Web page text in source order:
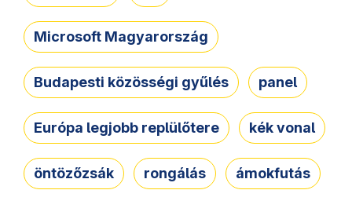
Microsoft Magyarország
Budapesti közösségi gyűlés panel
Európa legjobb replülőtere kék vonal
öntözőzsák rongálás ámokfutás